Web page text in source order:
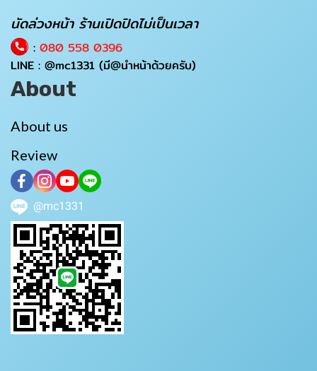
นัดล่วงหน้า ร้านเปิดปิดไม่เป็นเวลา
: 080 558 0396
LINE : @mc1331 (มี@นำหน้าด้วยครับ)
About
About us
Review
@mc1331